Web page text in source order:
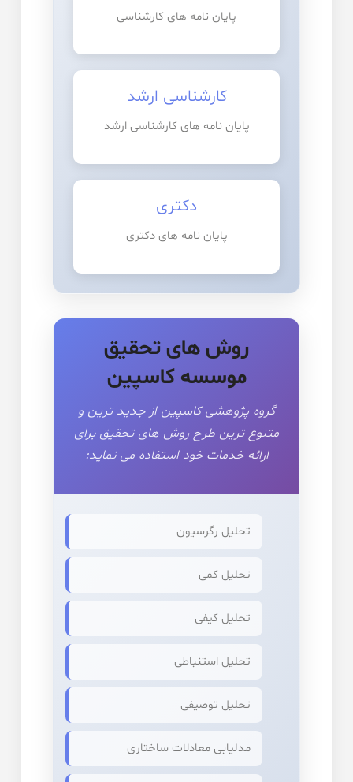
پایان نامه های کارشناسی
کارشناسی ارشد
پایان نامه های کارشناسی ارشد
دکتری
پایان نامه های دکتری
روش های تحقیق
موسسه کاسپین
گروه پژوهشی کاسپین از جدید ترین و
متنوع ترین طرح روش های تحقیق برای
ارائه خدمات خود استفاده می نماید:
تحلیل رگرسیون
تحلیل کمی
تحلیل کیفی
تحلیل استنباطی
تحلیل توصیفی
مدلیابی معادلات ساختاری